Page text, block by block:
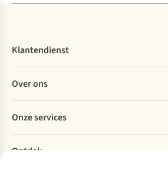
Klantendienst
Bestellen
Betalen
Levering
Retourneren
Bestelling herroepen
Over ons
Explore More
Verantwoord ondernemen
Over Ayacucho
Onze winkels
Onze services
Ontdek